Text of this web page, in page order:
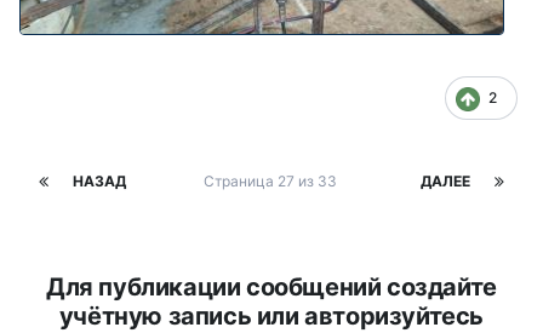
2
НАЗАД ДАЛЕЕ
Страница 27 из 33
Для публикации сообщений создайте
учётную запись или авторизуйтесь